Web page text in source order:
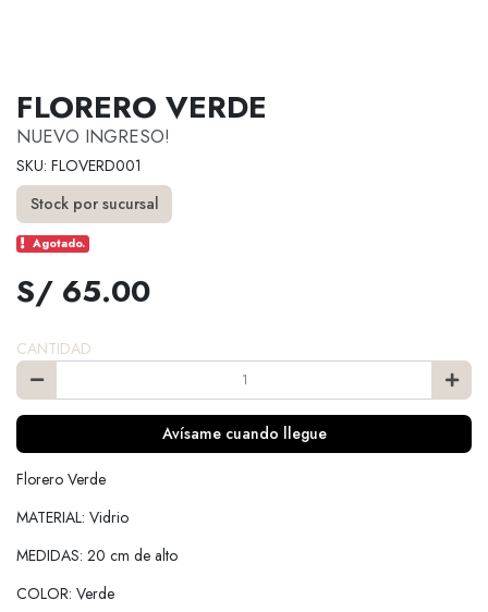
FLORERO VERDE
NUEVO INGRESO!
SKU: FLOVERD001
Stock por sucursal
Agotado.
S/ 65.00
CANTIDAD
Avísame cuando llegue
Florero Verde
MATERIAL: Vidrio
MEDIDAS: 20 cm de alto
COLOR: Verde